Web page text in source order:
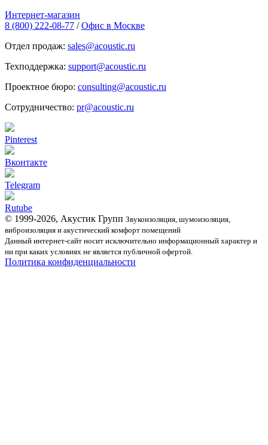
Интернет-магазин
8 (800) 222-08-77 / Офис в Москве
Отдел продаж: sales@acoustic.ru
Техподдержка: support@acoustic.ru
Проектное бюро: consulting@acoustic.ru
Сотрудничество: pr@acoustic.ru
Pinterest
Вконтакте
Telegram
Rutube
© 1999-2026, Акустик Групп Звукоизоляция, шумоизоляция,
виброизоляция и акустический комфорт помещений
Данный интернет-сайт носит исключительно информационный характер и
ни при каких условиях не является публичной офертой.
Политика конфиденциальности